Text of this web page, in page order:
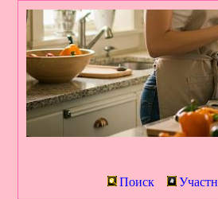
Поиск